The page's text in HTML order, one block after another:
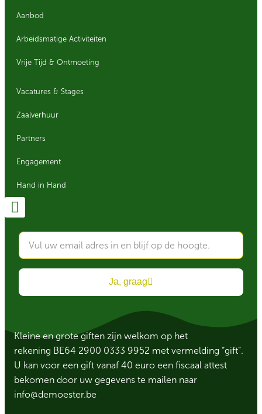
Aanbod
Arbeidsmatige Activiteiten
Vrije Tijd & Ontmoeting
Vacatures & Stages
Zaalverhuur
Partners
Engagement
Hand in Hand
Ja, graag
Kleine en grote giften zijn welkom op het
rekening BE64 2900 0333 9952 met vermelding “gift”.
U kan voor een gift vanaf 40 euro een fiscaal attest
bekomen door uw gegevens te mailen naar
info@demoester.be